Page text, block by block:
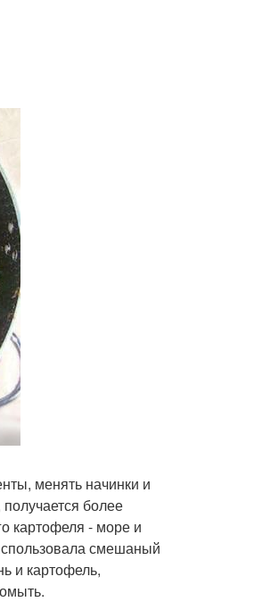
менять начинки и
более
картофеля - море и
смешаный
и картофель,